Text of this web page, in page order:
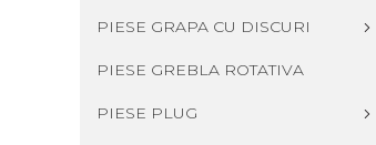
PIESE GRAPA CU DISCURI
PIESE GREBLA ROTATIVA
PIESE PLUG